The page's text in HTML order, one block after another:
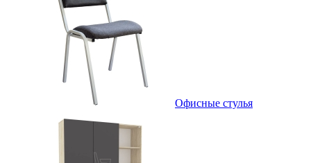
Офисные стулья